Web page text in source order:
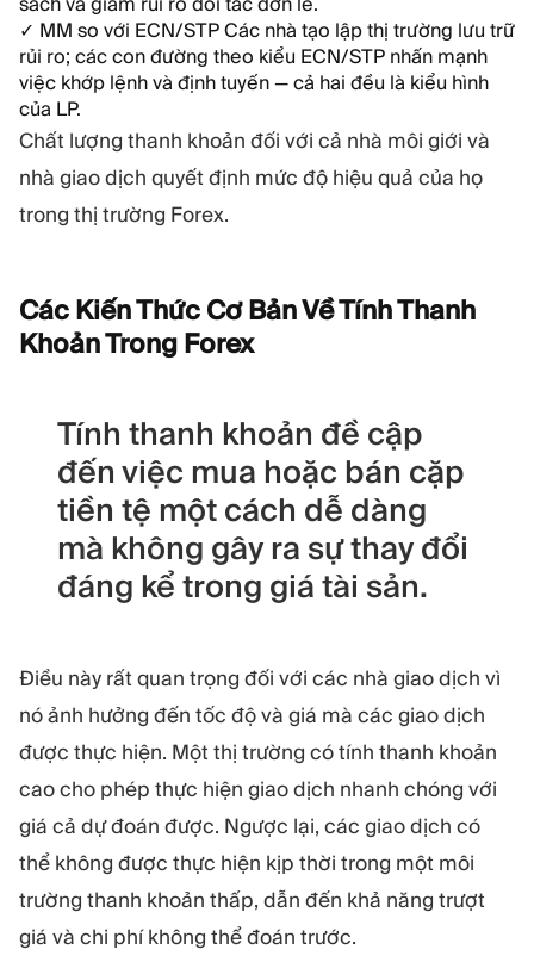
✓ MM so với ECN/STPCác nhà tạo lập thị trường lưu trữ
rủi ro; các con đường theo kiểu ECN/STP nhấn mạnh
việc khớp lệnh và định tuyến — cả hai đều là kiểu hình
của LP.
Chất lượng thanh khoản đối với cả nhà môi giới và
nhà giao dịch quyết định mức độ hiệu quả của họ
trong thị trường Forex.
Các Kiến Thức Cơ Bản Về Tính Thanh
Khoản Trong Forex
Tính thanh khoản đề cập
đến việc mua hoặc bán cặp
tiền tệ một cách dễ dàng
mà không gây ra sự thay đổi
đáng kể trong giá tài sản.
Điều này rất quan trọng đối với các nhà giao dịch vì
nó ảnh hưởng đến tốc độ và giá mà các giao dịch
được thực hiện. Một thị trường có tính thanh khoản
cao cho phép thực hiện giao dịch nhanh chóng với
giá cả dự đoán được. Ngược lại, các giao dịch có
thể không được thực hiện kịp thời trong một môi
trường thanh khoản thấp, dẫn đến khả năng trượt
giá và chi phí không thể đoán trước.